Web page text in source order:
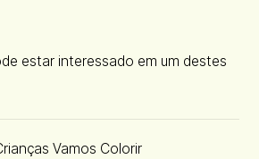
estar interessado em um destes
Vamos Colorir